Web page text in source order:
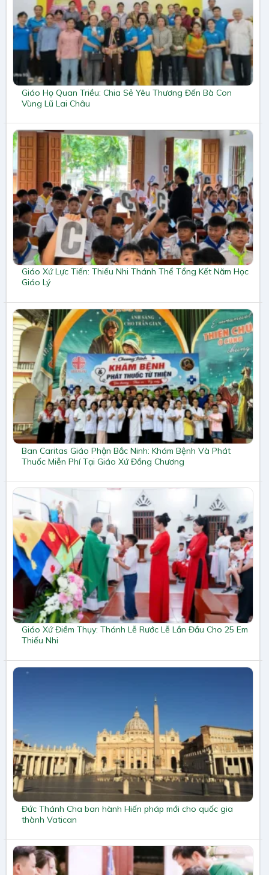
Giáo Họ Quan Triều: Chia Sẻ Yêu Thương Đến Bà Con
Vùng Lũ Lai Châu
Giáo Xứ Lực Tiến: Thiếu Nhi Thánh Thể Tổng Kết Năm Học
Giáo Lý
Ban Caritas Giáo Phận Bắc Ninh: Khám Bệnh Và Phát
Thuốc Miễn Phí Tại Giáo Xứ Đồng Chương
Giáo Xứ Điềm Thụy: Thánh Lễ Rước Lễ Lần Đầu Cho 25 Em
Thiếu Nhi
Đức Thánh Cha ban hành Hiến pháp mới cho quốc gia
thành Vatican